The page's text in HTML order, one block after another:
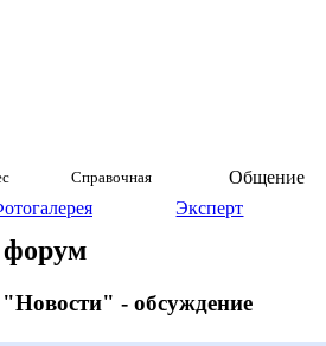
Справочная
Общение
Эксперт
форум
- обсуждение